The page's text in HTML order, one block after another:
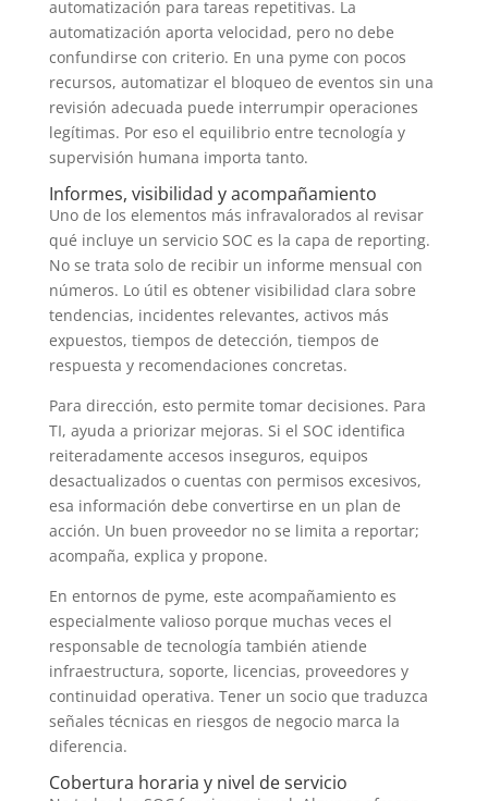
automatización para tareas repetitivas. La
automatización aporta velocidad, pero no debe
confundirse con criterio. En una pyme con pocos
recursos, automatizar el bloqueo de eventos sin una
revisión adecuada puede interrumpir operaciones
legítimas. Por eso el equilibrio entre tecnología y
supervisión humana importa tanto.
Informes, visibilidad y acompañamiento
Uno de los elementos más infravalorados al revisar
qué incluye un servicio SOC es la capa de reporting.
No se trata solo de recibir un informe mensual con
números. Lo útil es obtener visibilidad clara sobre
tendencias, incidentes relevantes, activos más
expuestos, tiempos de detección, tiempos de
respuesta y recomendaciones concretas.
Para dirección, esto permite tomar decisiones. Para
TI, ayuda a priorizar mejoras. Si el SOC identifica
reiteradamente accesos inseguros, equipos
desactualizados o cuentas con permisos excesivos,
esa información debe convertirse en un plan de
acción. Un buen proveedor no se limita a reportar;
acompaña, explica y propone.
En entornos de pyme, este acompañamiento es
especialmente valioso porque muchas veces el
responsable de tecnología también atiende
infraestructura, soporte, licencias, proveedores y
continuidad operativa. Tener un socio que traduzca
señales técnicas en riesgos de negocio marca la
diferencia.
Cobertura horaria y nivel de servicio